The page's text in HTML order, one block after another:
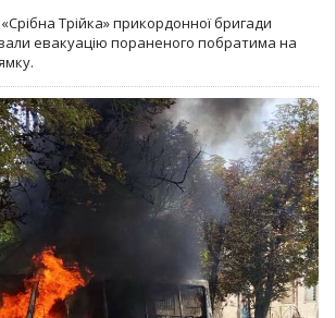
Трійка» прикордонної бригади
евакуацію пораненого побратима на